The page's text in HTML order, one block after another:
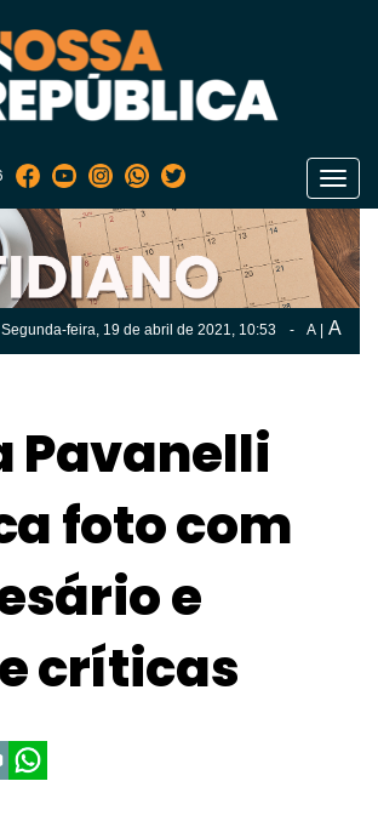
Segunda-feira, 19 de abril de 2021, 10:53 - A A
Pavanelli
foto com
e
críticas